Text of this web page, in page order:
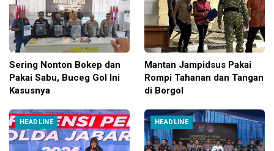
Sering Nonton Bokep dan
Pakai Sabu, Buceg Gol Ini
Kasusnya
Mantan Jampidsus Pakai
Rompi Tahanan dan Tangan
di Borgol
HEADLINE HEADLINE